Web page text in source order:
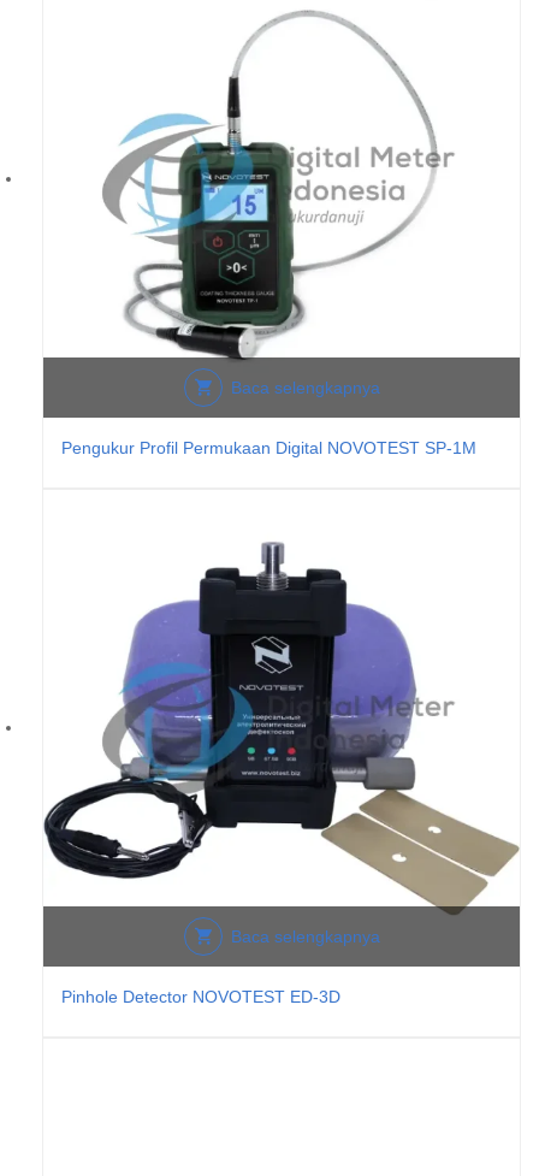
Baca selengkapnya
Pengukur Profil Permukaan Digital NOVOTEST SP-1M
Baca selengkapnya
Pinhole Detector NOVOTEST ED-3D